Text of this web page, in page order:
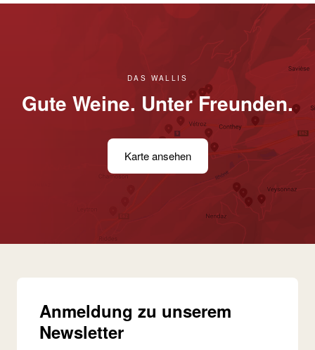
DAS WALLIS
Gute Weine. Unter Freunden.
Karte ansehen
Anmeldung zu unserem
Newsletter